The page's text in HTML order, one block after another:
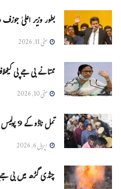
بطور وزیر اعلیٰ
مئی 11, 2026
ممتا نے بی جے پی
مئی 10, 2026
تمل ناڈو کے 9 پولیس اہلکاروں کو سزائے موت
اپریل 6, 2026
چنڈی گڑھ میں بی جے